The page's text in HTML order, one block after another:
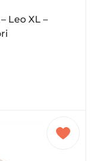
Leo XL –